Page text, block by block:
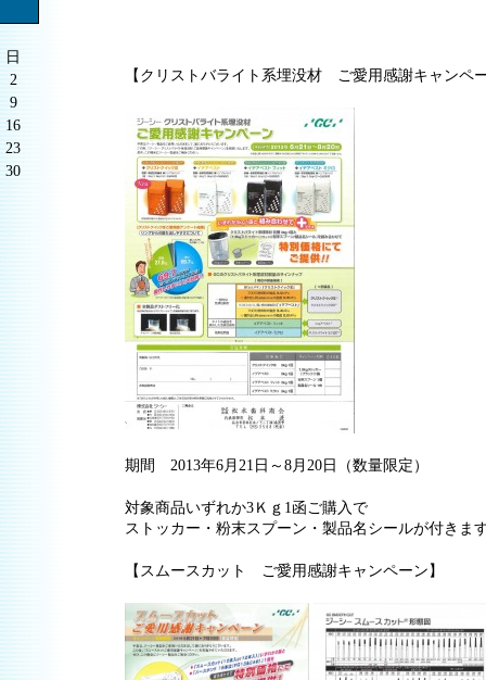
日
2
9
16
23
30
【クリストバライト系埋没材 ご愛用感謝キャンペ
期間 2013年6月21日～8月20日（数量限定）
対象商品いずれか3Ｋｇ1函ご購入で
ストッカー・粉末スプーン・製品名シールが付きま
【スムースカット ご愛用感謝キャンペーン】